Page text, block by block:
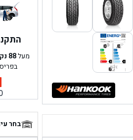
מעל88
בחר